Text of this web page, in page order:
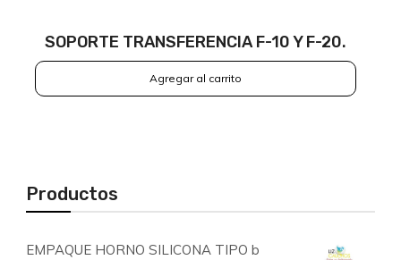
SOPORTE TRANSFERENCIA F-10 Y F-20.
Agregar al carrito
Productos
EMPAQUE HORNO SILICONA TIPO b